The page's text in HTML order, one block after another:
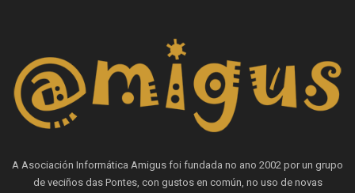
A Asociación Informática Amigus foi fundada no ano 2002 por un grupo
de veciños das Pontes, con gustos en común, no uso de novas